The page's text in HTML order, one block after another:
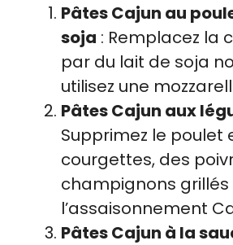
Pâtes Cajun au
soja : Remplacez la
par du lait de soja
utilisez une
Pâtes Cajun aux
Supprimez le poulet
courgettes, des
champignons
l’assaisonnement
Pâtes Cajun à la